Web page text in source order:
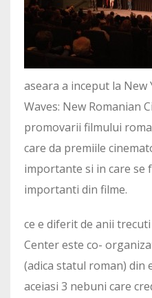
aseara a inceput la
Waves: New Romanian
promovarii filmului
care da premiile
importante si in care se
importanti din filme.
ce e diferit de anii
Center este co-
(adica statul roman) din
aceiasi 3 nebuni care